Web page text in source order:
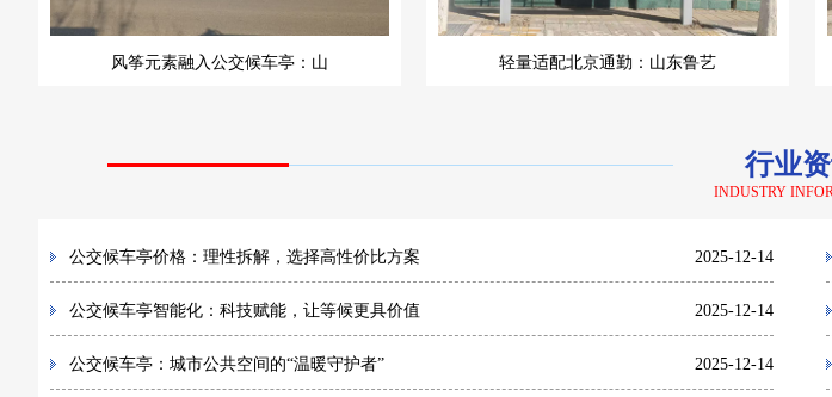
风筝元素融入公交候车亭：山 轻量适配北京通勤：山东鲁艺
行业
INDUSTRY
公交候车亭价格：理性拆解，选择高性价比方案 2025-12-14
公交候车亭智能化：科技赋能，让等候更具价值 2025-12-14
公交候车亭：城市公共空间的“温暖守护者” 2025-12-14